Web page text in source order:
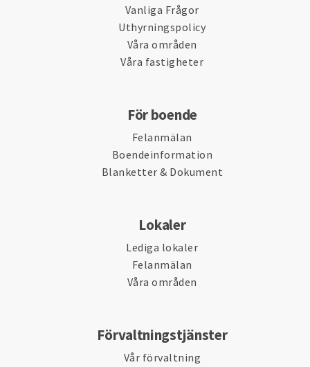
Vanliga Frågor
Uthyrningspolicy
Våra områden
Våra fastigheter
För boende
Felanmälan
Boendeinformation
Blanketter & Dokument
Lokaler
Lediga lokaler
Felanmälan
Våra områden
Förvaltningstjänster
Vår förvaltning